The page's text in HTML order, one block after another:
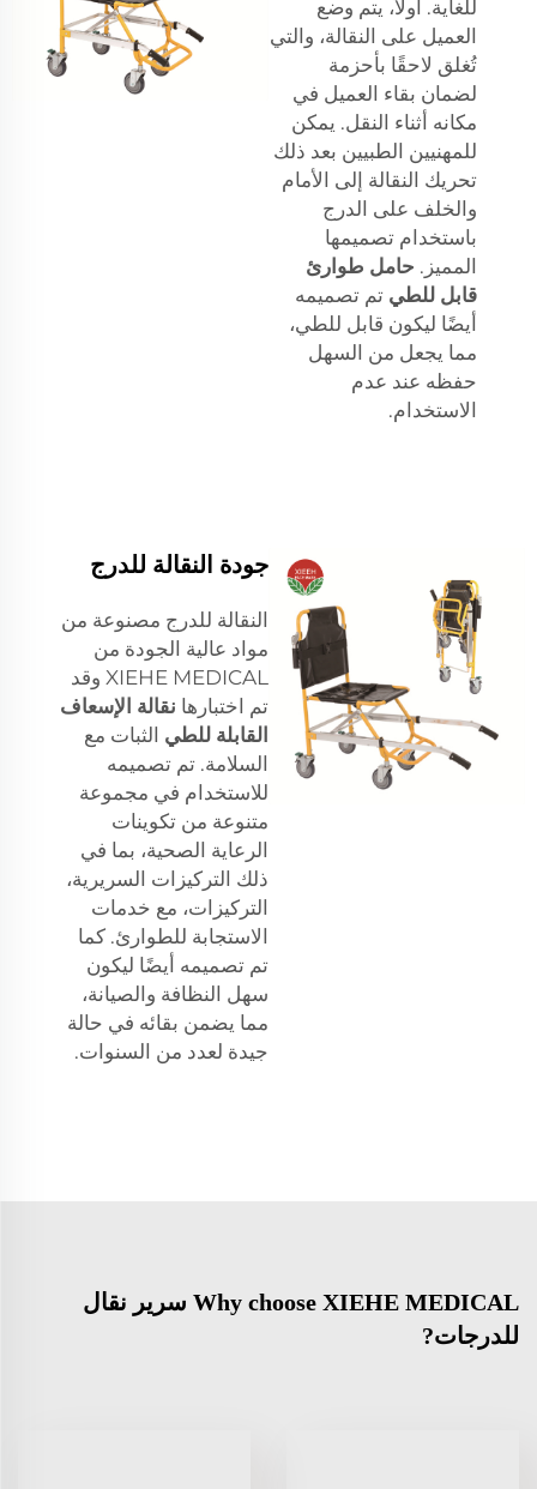
للغاية. أولاً، يتم وضع
العميل على النقالة، والتي
تُغلق لاحقًا بأحزمة
لضمان بقاء العميل في
مكانه أثناء النقل. يمكن
للمهنيين الطبيين بعد ذلك
تحريك النقالة إلى الأمام
والخلف على الدرج
باستخدام تصميمها
المميز. حامل طوارئ
قابل للطي تم تصميمه
أيضًا ليكون قابل للطي،
مما يجعل من السهل
حفظه عند عدم
الاستخدام.
جودة النقالة للدرج
النقالة للدرج مصنوعة من
مواد عالية الجودة من
XIEHE MEDICAL وقد
تم اختبارها نقالة الإسعاف
القابلة للطي الثبات مع
السلامة. تم تصميمه
للاستخدام في مجموعة
متنوعة من تكوينات
الرعاية الصحية، بما في
ذلك التركيزات السريرية،
التركيزات، مع خدمات
الاستجابة للطوارئ. كما
تم تصميمه أيضًا ليكون
سهل النظافة والصيانة،
مما يضمن بقائه في حالة
جيدة لعدد من السنوات.
Why choose XIEHE MEDICAL سرير نقال
للدرجات?